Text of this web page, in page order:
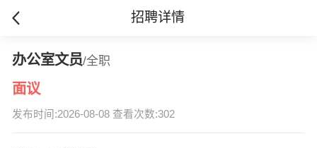
招聘详情
办公室文员/全职
面议
发布时间:2026-08-08 查看次数:302